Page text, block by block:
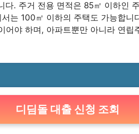
다. 주거 전용 면적은 85㎡ 이하인
는 100㎡ 이하의 주택도 가능합니
어야 하며, 아파트뿐만 아니라 연
디딤돌 대출 신청 조회